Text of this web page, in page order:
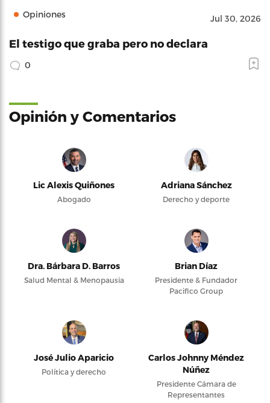
Opiniones Jul 30, 2026
El testigo que graba pero no declara
0
Opinión y Comentarios
Lic Alexis Quiñones
Abogado
Adriana Sánchez
Derecho y deporte
Dra. Bárbara D. Barros
Salud Mental & Menopausia
Brian Díaz
Presidente & Fundador
Pacifico Group
José Julio Aparicio
Política y derecho
Carlos Johnny Méndez
Núñez
Presidente Cámara de
Representantes